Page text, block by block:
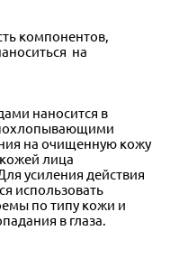
компонентов,
на
наносится в
на очищенную кожу
лица
усиления действия
использовать
по типу кожи и
в глаза.